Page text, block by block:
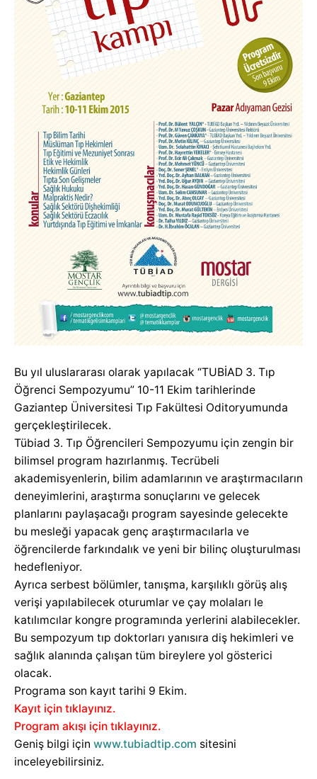
Bu yıl uluslararası olarak yapılacak “TUBİAD 3. Tıp
Öğrenci Sempozyumu” 10-11 Ekim tarihlerinde
Gaziantep Üniversitesi Tıp Fakültesi Oditoryumunda
gerçekleştirilecek.
Tübiad 3. Tıp Öğrencileri Sempozyumu için zengin bir
bilimsel program hazırlanmış. Tecrübeli
akademisyenlerin, bilim adamlarının ve araştırmacıların
deneyimlerini, araştırma sonuçlarını ve gelecek
planlarını paylaşacağı program sayesinde gelecekte
bu mesleği yapacak genç araştırmacılarla ve
öğrencilerde farkındalık ve yeni bir bilinç oluşturulması
hedefleniyor.
Ayrıca serbest bölümler, tanışma, karşılıklı görüş alış
verişi yapılabilecek oturumlar ve çay molaları le
katılımcılar kongre programında yerlerini alabilecekler.
Bu sempozyum tıp doktorları yanısıra diş hekimleri ve
sağlık alanında çalışan tüm bireylere yol gösterici
olacak.
Programa son kayıt tarihi 9 Ekim.
Kayıt için tıklayınız.
Program akışı için tıklayınız.
Geniş bilgi için www.tubiadtip.com sitesini
inceleyebilirsiniz.